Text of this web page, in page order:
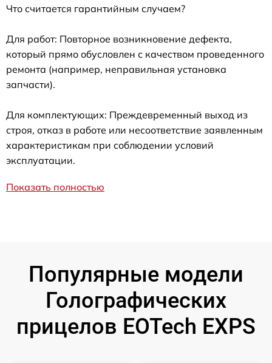
Что считается гарантийным случаем?
Для работ: Повторное возникновение дефекта,
который прямо обусловлен с качеством проведенного
ремонта (например, неправильная установка
запчасти).
Для комплектующих: Преждевременный выход из
строя, отказ в работе или несоответствие заявленным
характеристикам при соблюдении условий
эксплуатации.
Показать полностью
Популярные модели
Голографических
прицелов EOTech EXPS